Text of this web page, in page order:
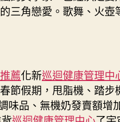
三角戀愛。歌舞、火壺
薦化新巡迴健康管理中
節假期，甩脂機、踏步
味品、無機奶發賣額增